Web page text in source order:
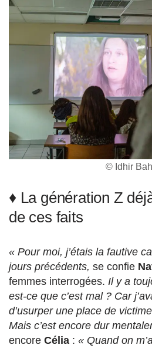
© Idhir
♦ La génération Z
de ces faits
« Pour moi, j’étais la fautive
jours précédents, se confie
femmes interrogées. Il y a
est-ce que c’est mal ? Car
d’usurper une place de
Mais c’est encore dur
encore Célia : « Quand on